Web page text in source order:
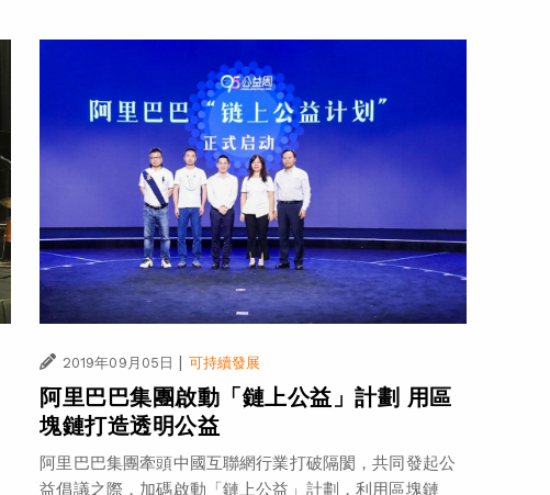
2019年09月05日 | 可持續發展
阿里巴巴集團啟動「鏈上公益」計劃 用區
塊鏈打造透明公益
阿里巴巴集團牽頭中國互聯網行業打破隔閡，共同發起公
益倡議之際，加碼啟動「鏈上公益」計劃，利用區塊鏈